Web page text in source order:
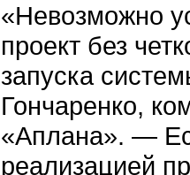
«Невозможно
проект без
запуска
Гончаренко,
«Аплана». —
реализацией